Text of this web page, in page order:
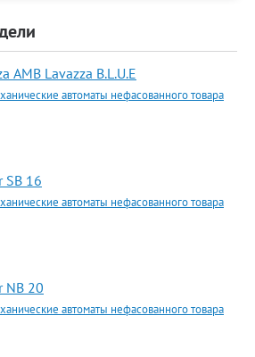
АМВ Lavazza B.L.U.E
автоматы нефасованного товара
SB 16
автоматы нефасованного товара
NB 20
автоматы нефасованного товара